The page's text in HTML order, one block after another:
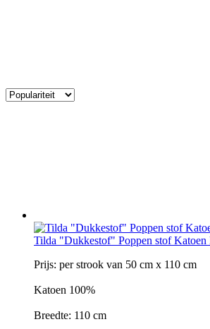
Tilda "Dukkestof" Poppen stof Katoen
Prijs: per strook van 50 cm x 110 cm
Katoen 100%
Breedte: 110 cm